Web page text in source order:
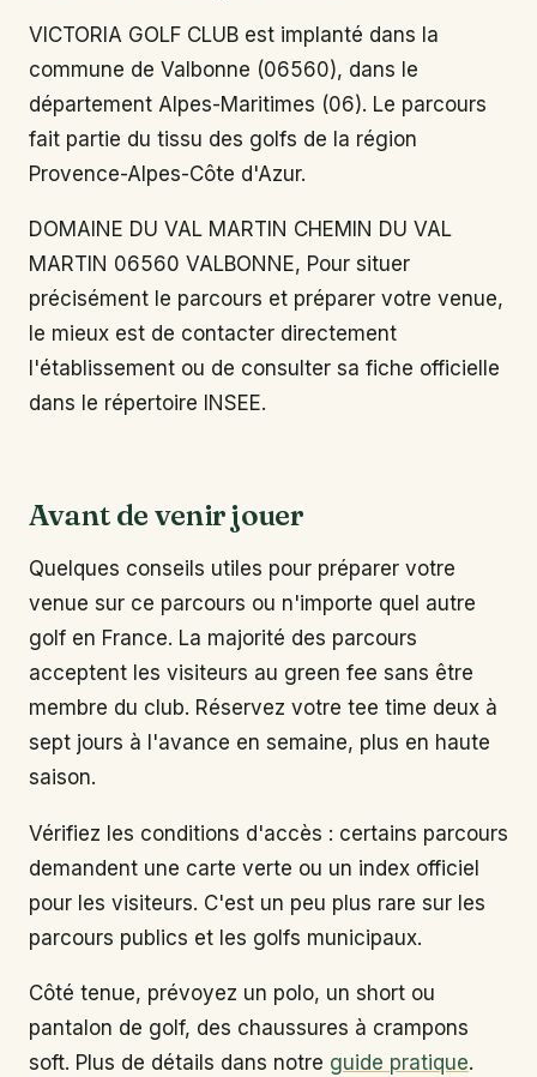
VICTORIA GOLF CLUB est implanté dans la
commune de Valbonne (06560), dans le
département Alpes-Maritimes (06). Le parcours
fait partie du tissu des golfs de la région
Provence-Alpes-Côte d'Azur.
DOMAINE DU VAL MARTIN CHEMIN DU VAL
MARTIN 06560 VALBONNE, Pour situer
précisément le parcours et préparer votre venue,
le mieux est de contacter directement
l'établissement ou de consulter sa fiche officielle
dans le répertoire INSEE.
Avant de venir jouer
Quelques conseils utiles pour préparer votre
venue sur ce parcours ou n'importe quel autre
golf en France. La majorité des parcours
acceptent les visiteurs au green fee sans être
membre du club. Réservez votre tee time deux à
sept jours à l'avance en semaine, plus en haute
saison.
Vérifiez les conditions d'accès : certains parcours
demandent une carte verte ou un index officiel
pour les visiteurs. C'est un peu plus rare sur les
parcours publics et les golfs municipaux.
Côté tenue, prévoyez un polo, un short ou
pantalon de golf, des chaussures à crampons
soft. Plus de détails dans notre guide pratique.